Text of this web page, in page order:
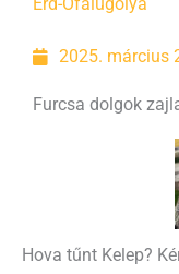
Érd-Ófalugólya
2025. március
Furcsa dolgok
Hova tűnt Kelep?